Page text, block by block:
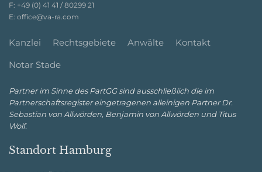
F: +49 (0) 41 41 / 80299 21
E: office@va-ra.com
Kanzlei Rechtsgebiete Anwälte
Kontakt
Notar Stade
Partner im Sinne des PartGG sind ausschließlich die im
Partnerschaftsregister eingetragenen alleinigen Partner Dr.
Sebastian von Allwörden, Benjamin von Allwörden und Titus
Wolf.
Standort Hamburg